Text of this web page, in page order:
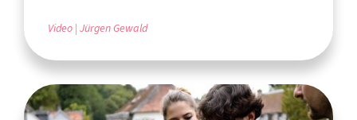
Video Jürgen Gewald